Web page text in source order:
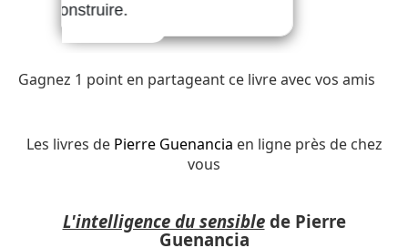
Gagnez 1 point en partageant ce livre avec vos amis
Les livres de Pierre Guenancia en ligne près de chez
vous
L'intelligence du sensiblede Pierre
Guenancia